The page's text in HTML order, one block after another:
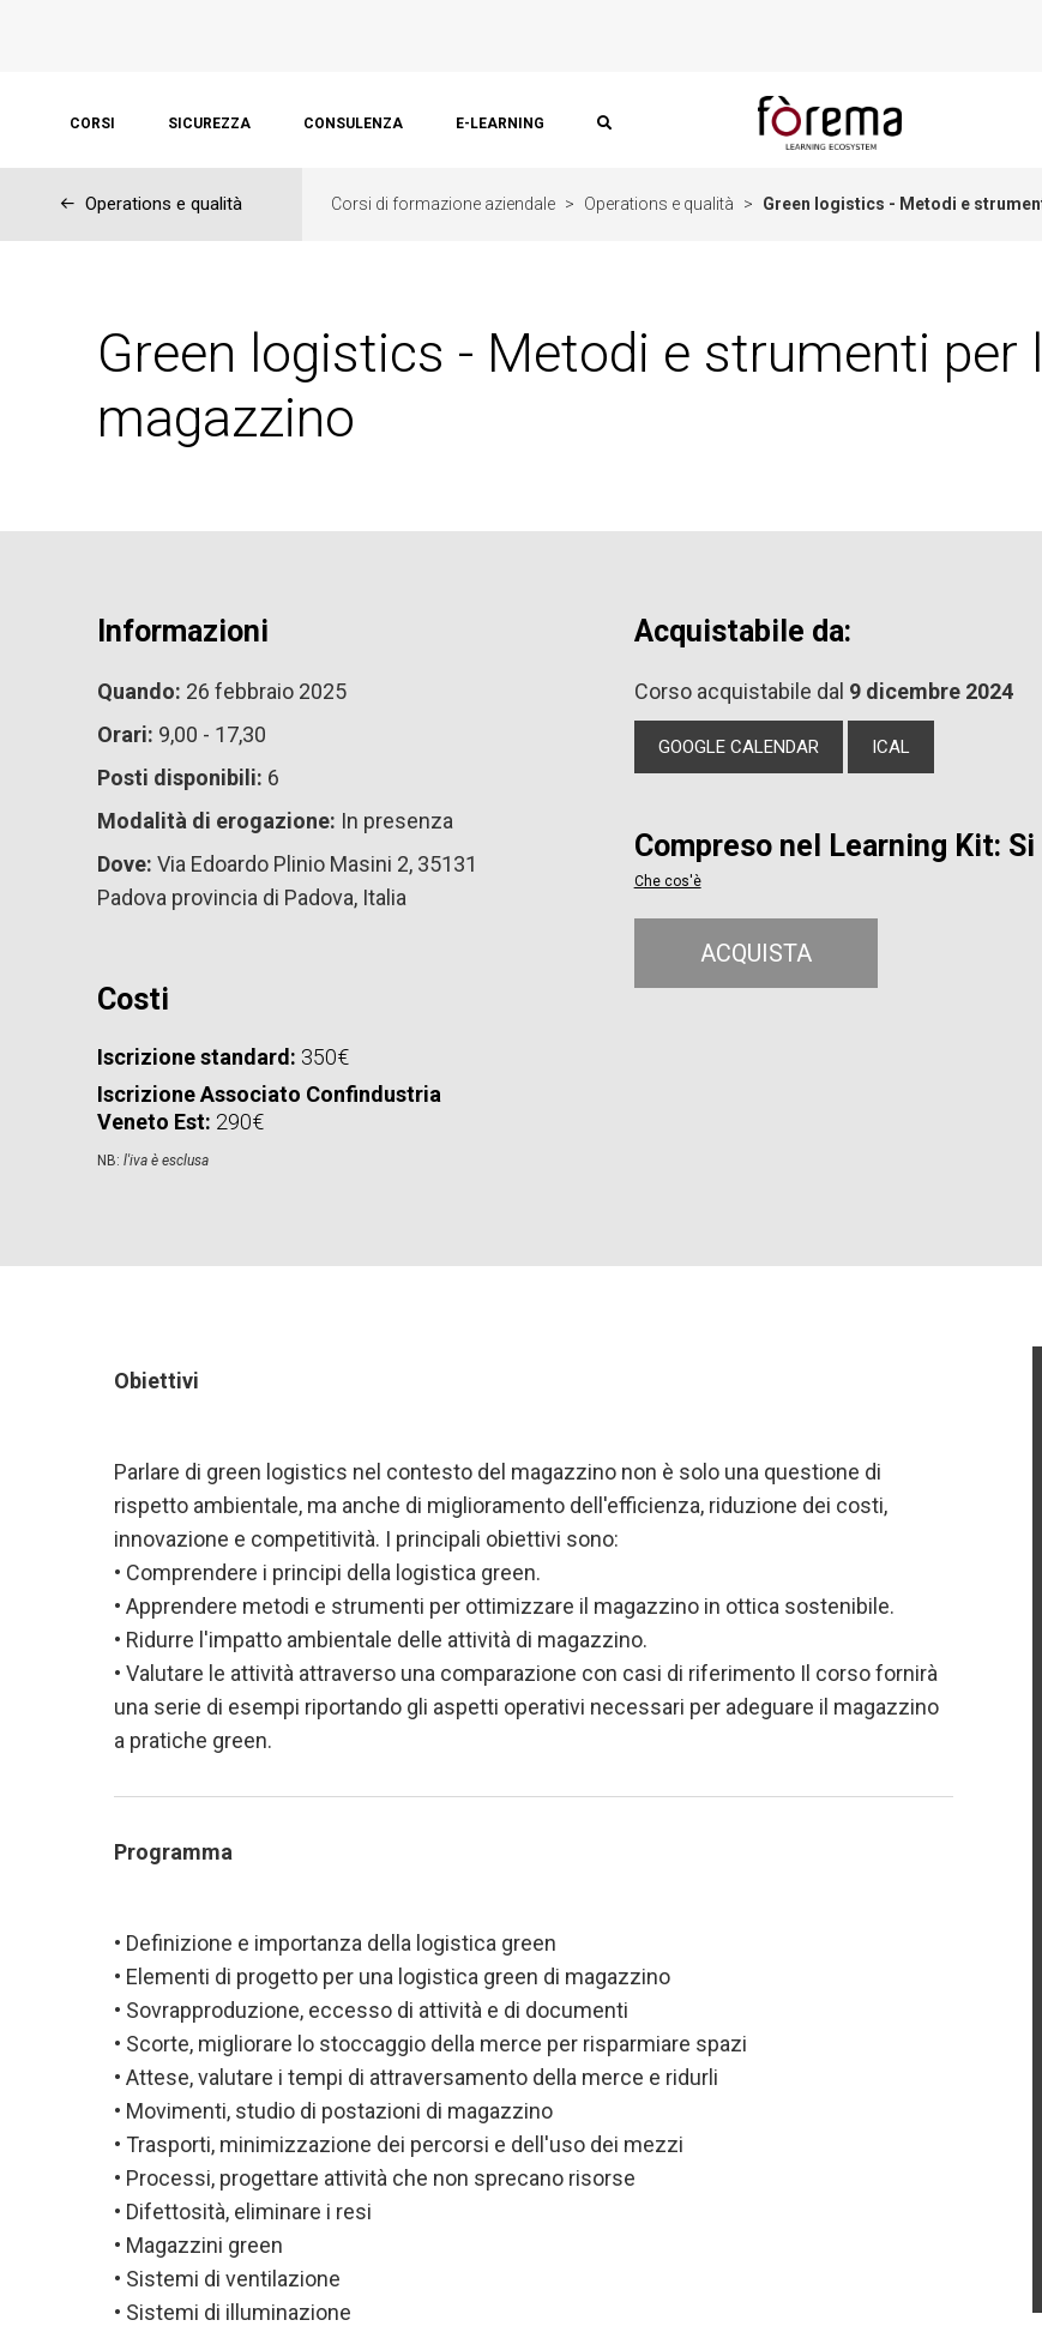
E-LEARNING
CONSULENZA
SICUREZZA
CORSI
← Operations e qualità Corsi di formazione aziendale > Operations e qualità > Green logistics - Metodi e
Green logistics - Metodi e strumenti per
magazzino
Informazioni
Quando: 26 febbraio 2025
Orari: 9,00 - 17,30
Posti disponibili: 6
Modalità di erogazione: In presenza
Dove: Via Edoardo Plinio Masini 2, 35131
Padova provincia di Padova, Italia
Costi
Iscrizione standard: 350€
Iscrizione Associato Confindustria
Veneto Est: 290€
NB: l'iva è esclusa
Acquistabile da:
Corso acquistabile dal 9 dicembre 2024
GOOGLE CALENDAR ICAL
Compreso nel Learning Kit: Si
Che cos'è
ACQUISTA
Obiettivi
Parlare di green logistics nel contesto del magazzino non è solo una questione di
rispetto ambientale, ma anche di miglioramento dell'efficienza, riduzione dei costi,
innovazione e competitività. I principali obiettivi sono:
• Comprendere i principi della logistica green.
• Apprendere metodi e strumenti per ottimizzare il magazzino in ottica sostenibile.
• Ridurre l'impatto ambientale delle attività di magazzino.
• Valutare le attività attraverso una comparazione con casi di riferimento Il corso fornirà
una serie di esempi riportando gli aspetti operativi necessari per adeguare il magazzino
a pratiche green.
Programma
• Definizione e importanza della logistica green
• Elementi di progetto per una logistica green di magazzino
• Sovrapproduzione, eccesso di attività e di documenti
• Scorte, migliorare lo stoccaggio della merce per risparmiare spazi
• Attese, valutare i tempi di attraversamento della merce e ridurli
• Movimenti, studio di postazioni di magazzino
• Trasporti, minimizzazione dei percorsi e dell'uso dei mezzi
• Processi, progettare attività che non sprecano risorse
• Difettosità, eliminare i resi
• Magazzini green
• Sistemi di ventilazione
• Sistemi di illuminazione